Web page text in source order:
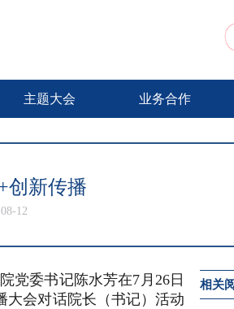
主题大会 业务合作
创新传播
12
党委书记陈水芳在7月26日
大会对话院长（书记）活动
相关